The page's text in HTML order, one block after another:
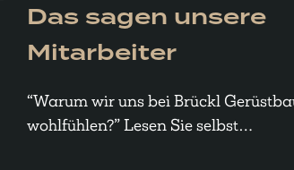
Das sagen unsere
Mitarbeiter
“Warum wir uns bei Brückl
wohlfühlen?” Lesen Sie selbst…